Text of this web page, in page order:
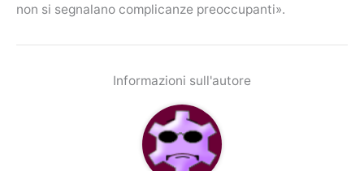
non si segnalano complicanze preoccupanti».
Informazioni sull'autore